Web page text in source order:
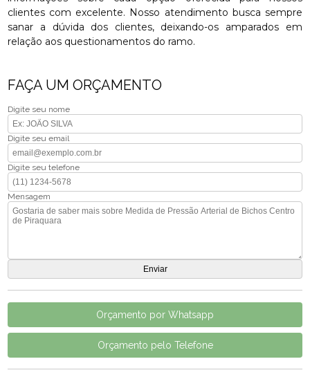
clientes com excelente. Nosso atendimento busca sempre
sanar a dúvida dos clientes, deixando-os amparados em
relação aos questionamentos do ramo.
FAÇA UM ORÇAMENTO
Digite seu nome
Digite seu email
Digite seu telefone
Mensagem
Orçamento por Whatsapp
Orçamento pelo Telefone